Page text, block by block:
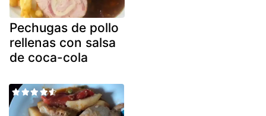
Pechugas de pollo
rellenas con salsa
de coca-cola